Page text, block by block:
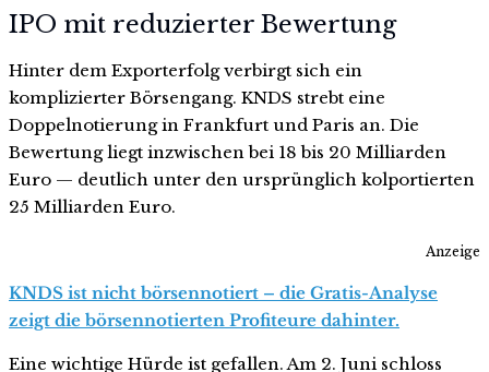
IPO mit reduzierter Bewertung
Hinter dem Exporterfolg verbirgt sich ein
komplizierter Börsengang. KNDS strebt eine
Doppelnotierung in Frankfurt und Paris an. Die
Bewertung liegt inzwischen bei 18 bis 20 Milliarden
Euro — deutlich unter den ursprünglich kolportierten
25 Milliarden Euro.
Anzeige
KNDS ist nicht börsennotiert – die Gratis-Analyse
zeigt die börsennotierten Profiteure dahinter.
Eine wichtige Hürde ist gefallen. Am 2. Juni schloss